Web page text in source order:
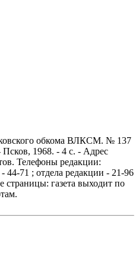
обкома ВЛКСМ. № 137
1968. - 4 с. - Адрес
Телефоны редакции:
44-71 ; отдела редакции - 21-96
страницы: газета выходит по